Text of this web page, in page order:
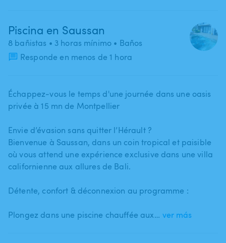
Piscina en Saussan
8 bañistas • 3 horas mínimo • Baños
Responde en menos de 1 hora
Échappez-vous le temps d'une journée dans une oasis
privée à 15 mn de Montpellier
Envie d’évasion sans quitter l’Hérault ?
Bienvenue à Saussan​,​ dans un coin tropical et paisible
où vous attend une expérience exclusive dans une villa
californienne aux allures de Bali.
Détente​,​ confort & déconnexion au programme :
Plongez dans une piscine chauffée aux… ver más